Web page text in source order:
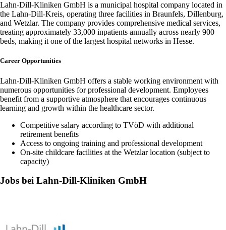
Lahn-Dill-Kliniken GmbH is a municipal hospital company located in
the Lahn-Dill-Kreis, operating three facilities in Braunfels, Dillenburg,
and Wetzlar. The company provides comprehensive medical services,
treating approximately 33,000 inpatients annually across nearly 900
beds, making it one of the largest hospital networks in Hesse.
Career Opportunities
Lahn-Dill-Kliniken GmbH offers a stable working environment with
numerous opportunities for professional development. Employees
benefit from a supportive atmosphere that encourages continuous
learning and growth within the healthcare sector.
Competitive salary according to TVöD with additional
retirement benefits
Access to ongoing training and professional development
On-site childcare facilities at the Wetzlar location (subject to
capacity)
Jobs bei Lahn-Dill-Kliniken GmbH